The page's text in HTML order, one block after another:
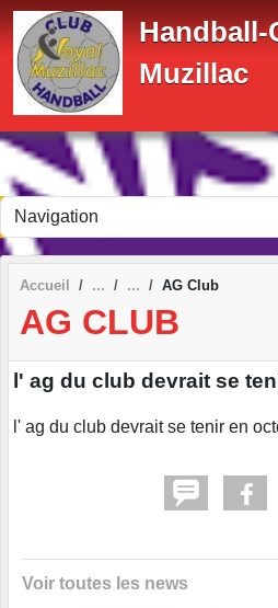
Handball-
Muzillac
Accueil AG Club
AG CLUB
l' ag du club devrait se
l' ag du club devrait se tenir en
Voir toutes les news
Panneau de gestion des cookies